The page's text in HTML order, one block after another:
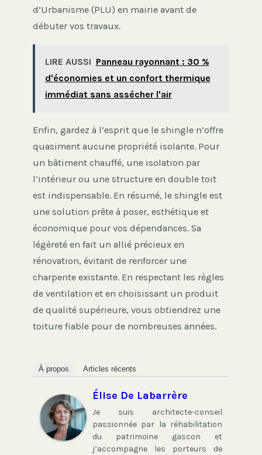
d’Urbanisme (PLU) en mairie avant de
débuter vos travaux.
LIRE AUSSI Panneau rayonnant : 30 %
d'économies et un confort thermique
immédiat sans assécher l'air
Enfin, gardez à l’esprit que le shingle n’offre
quasiment aucune propriété isolante. Pour
un bâtiment chauffé, une isolation par
l’intérieur ou une structure en double toit
est indispensable. En résumé, le shingle est
une solution prête à poser, esthétique et
économique pour vos dépendances. Sa
légèreté en fait un allié précieux en
rénovation, évitant de renforcer une
charpente existante. En respectant les règles
de ventilation et en choisissant un produit
de qualité supérieure, vous obtiendrez une
toiture fiable pour de nombreuses années.
À propos Articles récents
Élise De Labarrère
Je suis architecte-conseil
passionnée par la réhabilitation
du patrimoine gascon et
j’accompagne les porteurs de